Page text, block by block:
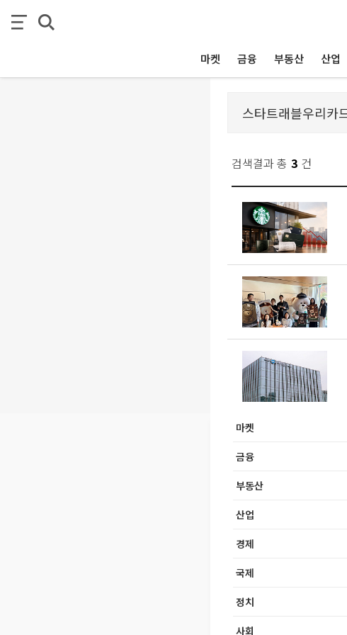
마켓 금융 부동산 산업
검색결과 총 3 건
마켓
금융
부동산
산업
경제
국제
정치
사회